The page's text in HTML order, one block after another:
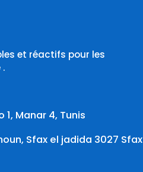
et réactifs pour les
Manar 4, Tunis
Sfax el jadida 3027 Sfax